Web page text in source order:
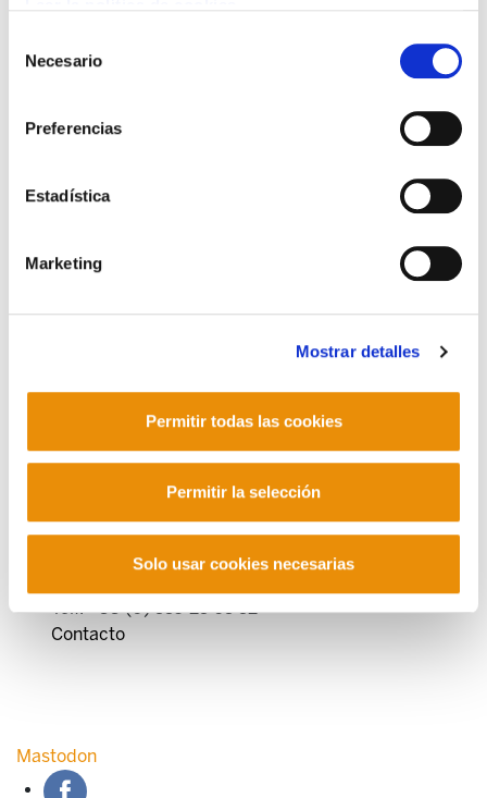
Necesario
Preferencias
Estadística
Marketing
Mostrar detalles
Permitir todas las cookies
Permitir la selección
Solo usar cookies necesarias
eliminar el hambre, lo extienden porque las
producciones de alimentos quedan en manos y
multinacionales, que, a la vez, eliminan los
los países productores, donde crece la carencia
POLÍTICA DE PRIVACIDAD
MAPA DEL SITIO
ACCESIBILIDAD
Manu Robles-Arangiz Institutua Fundazioa
Barrainkua 13 - 48009 Bilbo -
Telf. +34 94 403 77 99
Telf. +33 (0) 559 25 65 52
Contacto
Mastodon